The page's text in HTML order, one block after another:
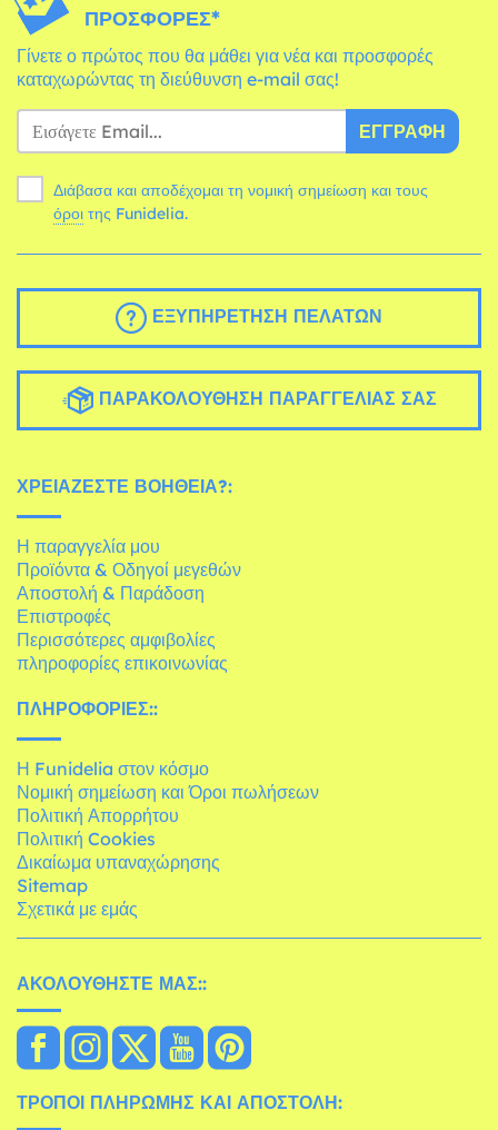
ΠΡΟΣΦΟΡΈΣ*
Γίνετε ο πρώτος που θα μάθει για νέα και προσφορές
καταχωρώντας τη διεύθυνση e-mail σας!
ΕΓΓΡΑΦΉ
Διάβασα και αποδέχομαι τη νομική σημείωση και τους
όροι της Funidelia.
ΕΞΥΠΗΡΈΤΗΣΗ ΠΕΛΑΤΏΝ
ΠΑΡΑΚΟΛΟΎΘΗΣΗ ΠΑΡΑΓΓΕΛΊΑΣ ΣΑΣ
ΧΡΕΙΆΖΕΣΤΕ ΒΟΉΘΕΙΑ?:
Η παραγγελία μου
Προϊόντα & Οδηγοί μεγεθών
Αποστολή & Παράδοση
Επιστροφές
Περισσότερες αμφιβολίες
πληροφορίες επικοινωνίας
ΠΛΗΡΟΦΟΡΊΕΣ::
Η Funidelia στον κόσμο
Νομική σημείωση και Όροι πωλήσεων
Πολιτική Απορρήτου
Πολιτική Cookies
Δικαίωμα υπαναχώρησης
Sitemap
Σχετικά με εμάς
ΑΚΟΛΟΥΘΉΣΤΕ ΜΑΣ::
ΤΡΌΠΟΙ ΠΛΗΡΩΜΉΣ ΚΑΙ ΑΠΟΣΤΟΛΉ: